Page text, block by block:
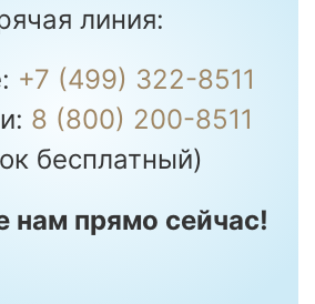
линия:
+7 (499) 322-8511
8 (800) 200-8511
бесплатный)
нам прямо сейчас!